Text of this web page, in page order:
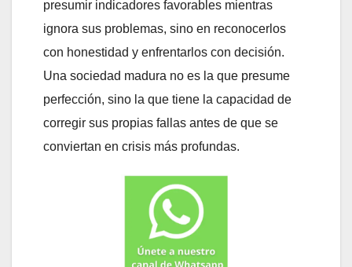
presumir indicadores favorables mientras
ignora sus problemas, sino en reconocerlos
con honestidad y enfrentarlos con decisión.
Una sociedad madura no es la que presume
perfección, sino la que tiene la capacidad de
corregir sus propias fallas antes de que se
conviertan en crisis más profundas.